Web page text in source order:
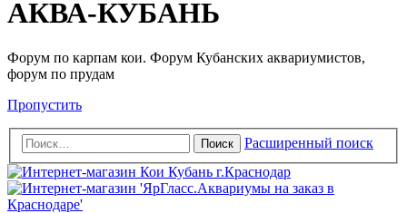
АКВА-КУБАНЬ
Форум по карпам кои. Форум Кубанских аквариумистов,
форум по прудам
Пропустить
Поиск Расширенный поиск